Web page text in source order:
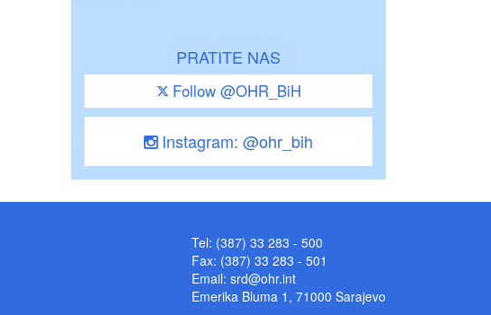
PRATITE NAS
Follow @OHR_BiH
Instagram: @ohr_bih
Tel: (387) 33 283 - 500
Fax: (387) 33 283 - 501
Email: srd@ohr.int
Emerika Bluma 1, 71000 Sarajevo